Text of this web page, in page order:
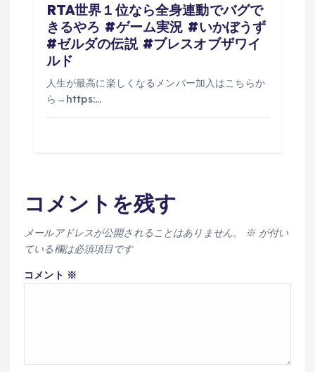
RTA世界１位なら全身連動でバグで
きるやろ #ゲーム実況 #いかぼうず
#ゼルダの伝説 #ブレスオブザワイ
ルド
人生が最高に楽しくなるメンバー加入はこちらか
ら→https:…
コメントを残す
メールアドレスが公開されることはありません。 ※が付い
ている欄は必須項目です
コメント ※